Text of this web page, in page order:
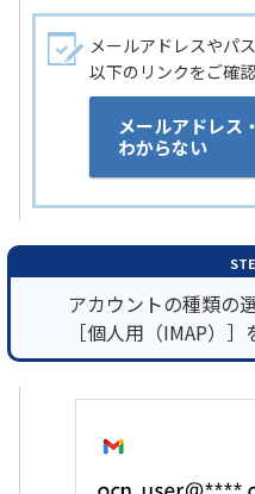
メールアドレスやパ
以下のリンクをご確認
メールアドレス
わからない
アカウントの種類の
［個人用（IMAP）］